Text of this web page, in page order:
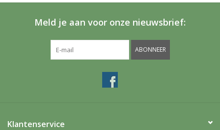
Meld je aan voor onze nieuwsbrief:
ABONNEER
Klantenservice